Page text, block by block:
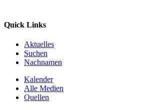
Quick Links
Aktuelles
Suchen
Nachnamen
Kalender
Alle Medien
Quellen